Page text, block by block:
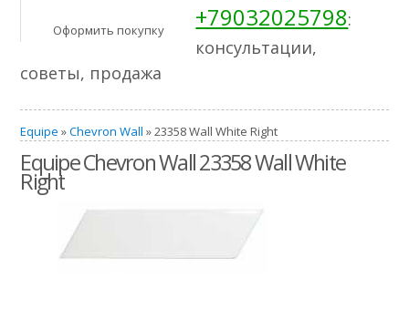
Оформить покупку
+79032025798:
консультации,
советы, продажа
Equipe »Chevron Wall » 23358 Wall White Right
Equipe Chevron Wall 23358 Wall White
Right